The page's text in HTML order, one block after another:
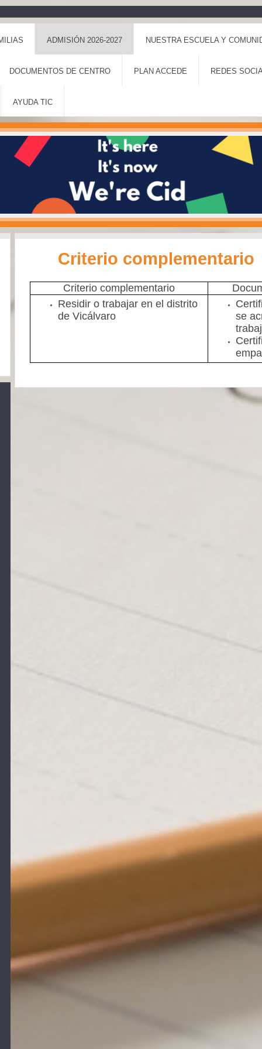
ADMISIÓN 2026-2027 NUESTRA ESCUELA Y
DOCUMENTOS DE CENTRO PLAN ACCEDE REDES
AYUDA TIC
Criterio complementario
Criterio complementario
Residir o trabajar en el distrito
de Vicálvaro
se